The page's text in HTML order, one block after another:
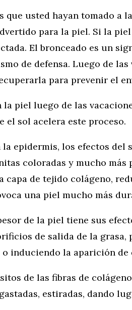
que usted hayan tomado a
para la piel. Si la
El bronceado es un
de defensa. Luego de
para prevenir el
la piel luego de las
el sol acelera este proceso.
epidermis, los efectos del
coloradas y mucho más
capa de tejido colágeno,
una piel mucho más
de la piel tiene sus
de salida de la grasa,
o induciendo la aparición
de las fibras de
estiradas, dando